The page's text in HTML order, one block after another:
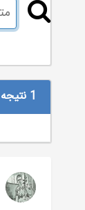
1 نتیجه پیدا شد